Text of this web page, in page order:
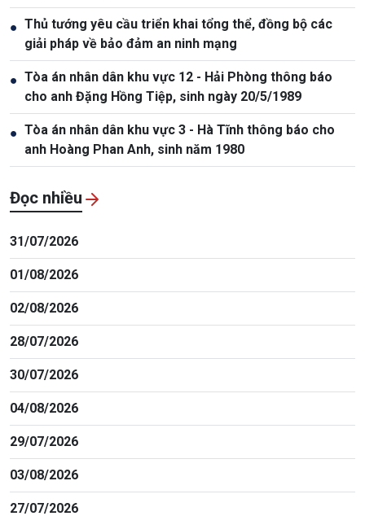
● Thủ tướng yêu cầu triển khai tổng thể, đồng bộ các
giải pháp về bảo đảm an ninh mạng
● Tòa án nhân dân khu vực 12 - Hải Phòng thông báo
cho anh Đặng Hồng Tiệp, sinh ngày 20/5/1989
● Tòa án nhân dân khu vực 3 - Hà Tĩnh thông báo cho
anh Hoàng Phan Anh, sinh năm 1980
Đọc nhiều
31/07/2026
01/08/2026
02/08/2026
28/07/2026
30/07/2026
04/08/2026
29/07/2026
03/08/2026
27/07/2026